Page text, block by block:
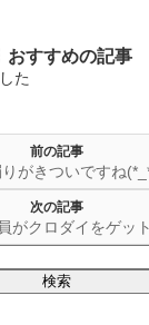
すすめの記事
た
前の記事
がきついですね
次の記事
がクロダイをゲッ